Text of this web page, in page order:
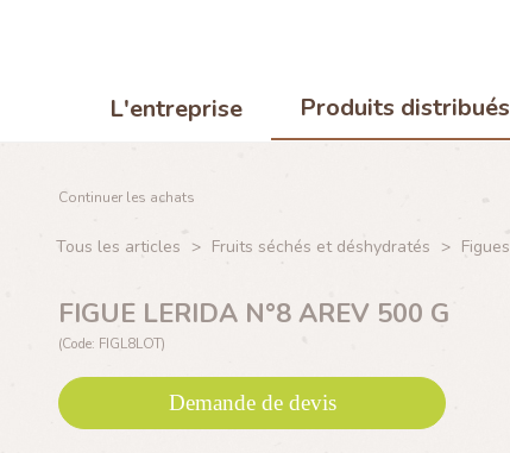
L'entreprise Produits distribués
Continuer les achats
Tous les articles > Fruits séchés et déshydratés > Figues
FIGUE LERIDA N°8 AREV 500 G
(Code: FIGL8LOT)
Demande de devis